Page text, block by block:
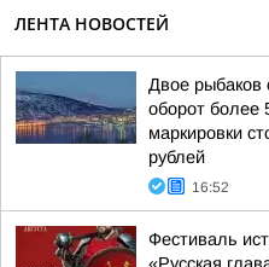
ЛЕНТА НОВОСТЕЙ
Двое рыбаков
оборот более
маркировки
рублей
16:52
Фестиваль